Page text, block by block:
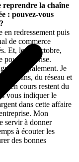
reprendre la chaîne
: pouvez-vous
redressement puis
de commerce
Et, le 19 octobre,
pour la reprise.
intégralement. Je
du réseau et
en cours restent du
vous indiquer le
dans cette affaire
Mon
servir à donner
à écouter les
des bonnes